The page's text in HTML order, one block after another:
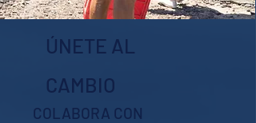
ÚNETE AL
CAMBIO
COLABORA CON